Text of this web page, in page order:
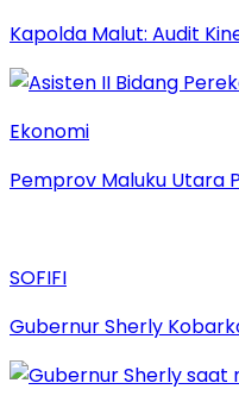
Kapolda Malut: Audit
Ekonomi
Pemprov Maluku Utara
SOFIFI
Gubernur Sherly